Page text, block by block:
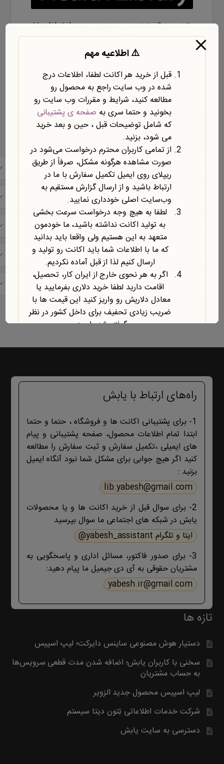
اکانت پایگاه اطلاعاتی پاتولوژی Health Library
Pathology
۱,۵۰۰,۰۰۰تومان
افزودن به سبد خرید
فیلتر محصولات نمایش همه 2 نتایج
حیطه موضوعی
Showing all 2 results
راه‌های ارتباط با یابش
1- برای پشتیبانی اکانت ها و فروشگاه ، حتما و حتما
ابتدا تمام اطلاعات محصول، صفحه پشتیبانی و پیام
های ایمیلی ،تکمیل سفارش و ثبت سفارش را مطالعه
کنید اگر هیچ جوابی برای مشکل شما نبود آنگاه ایمیل
بزنید :
lib.yabesh@gmail.com
2- برای سوال قبل از خرید اکانت ها و یا محصولات
یابش در شبکه های اجتماعی ما سوال بپرسید
ایتا و تلگرام yabesh_assistant@
3- برای صدور فاکتور، مسائل اداری و پاسخگویی به
مشتریان حقوقی به آی دی جیمیل ما پیام دهید:
yabesh.ir@gmail.com
تازه ها
دستیار هوش مصنوعی ساینس دایرکت؛ لیپ اسپیس
سخنی با کاربران یابش؛ اضافه شدن مدت قطعی سرویس‌ها
به حساب مشتریان
لیپ اسپیس محصول جدید الزویر
شرکت خدمات اطلاعاتی تِتون دیتا سیستم
دسترسی به سایت یابش
⚠️ اطلاعیه مهم
قبل از خرید هر اکانت لطفا، اطلاعات درج
شده در وب سایت راجع به محصول رو
مطالعه کنید، شرایط و مقررات وب سایت رو
بخونید و حتما سری به صفحه ی پشتیبانی
که شامل توضیحات قبل ، حین و بعد خرید
می شود، بزنید.
از تمامی کاربران محترم درخواست می‌شود در
صورت مشاهده هرگونه مشکل، صرفاً از طریق
ریپلای روی ایمیل تکمیل سفارش با ما در
ارتباط باشید و از ارسال گزارش مستقیم به
وب‌سایت اصلی خودداری نمایید.
لطفا به هیچ وجه درخواست سرعت بخشی
به تولید اکانت نداشته باشید، ما خودمون
متعهد به این هستیم ولی واقعا باید بدانید
که ما با اطلاعات شما باید اکانت رو تولید و
ارسال کنیم لذا از قبل آماده نکردیم.
اگر به هر نحوی خارج از ایران کار، تحصیل،
اقامت دارید لطفا خرید دلاری بفرمایید یا
معادل دلاریش رو واریز کنید این قیمت ها با
ضریب زیادی تحفیف برای داخل کشور در نظر
گرفته شده است.
امبیس AI است.
درچ شده است، مطابق موضوع با ما تماس
بگیرید. با تشکر